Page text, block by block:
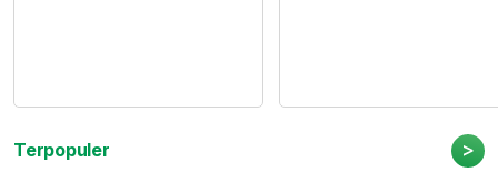
Terpopuler >